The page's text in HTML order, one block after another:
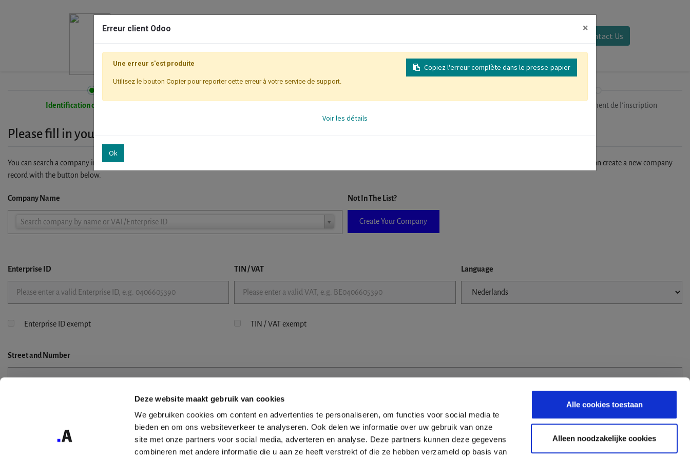
Deze website maakt gebruik van cookies
We gebruiken cookies om content en advertenties te personaliseren, om functies voor social media te
bieden en om ons websiteverkeer te analyseren. Ook delen we informatie over uw gebruik van onze
site met onze partners voor social media, adverteren en analyse. Deze partners kunnen deze gegevens
combineren met andere informatie die u aan ze heeft verstrekt of die ze hebben verzameld op basis van
Alle cookies toestaan
Alleen noodzakelijke cookies
Contact Us
Identification de l'entreprise Finalisation/Paiement de l'inscription
Please fill in your company details
You can search a company in our database by name, VAT or enterprise ID. When a company is selected it will auto-complete the form. If you don't find your company in our database, you can create a new company
record with the button below.
Company Name
Search company by name or VAT/Enterprise ID
Company
Not In The List?
Create Your Company
Enterprise ID TIN / VAT Language
Enterprise ID exempt TIN / VAT exempt
Streetand Number
Erreur client Odoo ×
Copiez l'erreur complète dans le presse-papier
Une erreur s'est produite
Utilisez le bouton Copier pour reporter cette erreur à votre service de support.
Voir les détails
Ok